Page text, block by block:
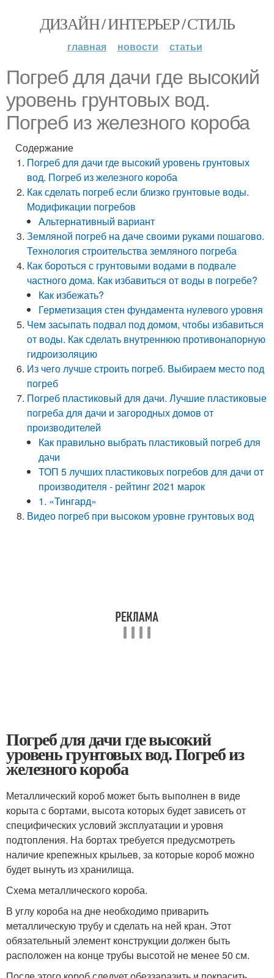
ДИЗАЙН / ИНТЕРЬЕР / СТИЛЬ
главная новости статьи
Погреб для дачи где высокий
уровень грунтовых вод.
Погреб из железного короба
Содержание
Погреб для дачи где высокий уровень грунтовых
вод. Погреб из железного короба
Как сделать погреб если близко грунтовые воды.
Модификации погребов
Альтернативный вариант
Земляной погреб на даче своими руками пошагово.
Технология строительства земляного погреба
Как бороться с грунтовыми водами в подвале
частного дома. Как избавиться от воды в погребе?
Как избежать?
Герметизация стен фундамента нулевого уровня
Чем засыпать подвал под домом, чтобы избавиться
от воды. Как сделать внутреннюю противонапорную
гидроизоляцию
Из чего лучше строить погреб. Выбираем место под
погреб
Погреб пластиковый для дачи. Лучшие пластиковые
погреба для дачи и загородных домов от
производителей
Как правильно выбрать пластиковый погреб для
дачи
ТОП 5 лучших пластиковых погребов для дачи от
производителя - рейтинг 2021 марок
1. «Тингард»
Видео погреб при высоком уровне грунтовых вод
Погреб для дачи где высокий
уровень грунтовых вод. Погреб из
железного короба
Металлический короб может быть выполнен в виде
корыта с бортами, высота которых будет зависеть от
специфических условий эксплуатации и уровня
подтопления. На бортах требуется предусмотреть
наличие крепежных крыльев, за которые короб можно
будет вынуть из хранилища.
Схема металлического короба.
В углу короба на дне необходимо приварить
металлическую трубу и сделать на ней кран. Этот
обязательный элемент конструкции должен быть
расположен на конце трубы высотой не менее 50 см.